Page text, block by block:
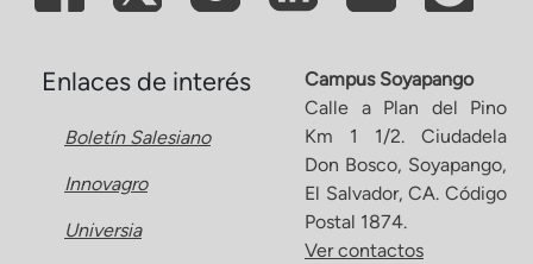
Enlaces de interés
Boletín Salesiano
Innovagro
Universia
Campus Soyapango
Calle a Plan del Pino
Km 1 1/2. Ciudadela
Don Bosco, Soyapango,
El Salvador, CA. Código
Postal 1874.
Ver contactos